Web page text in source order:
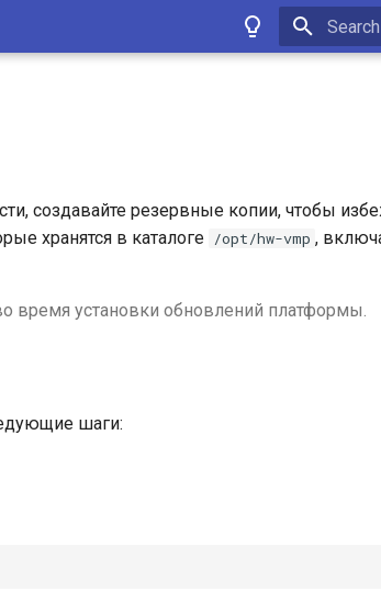
создавайте резервные копии, чтобы
хранятся в каталоге /opt/hw-vmp ,
время установки обновлений платформы.
шаги: